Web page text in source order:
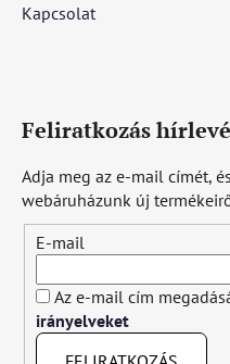
Kapcsolat
Feliratkozás
Adja meg az e-mail címét,
webáruházunk új
E-mail
Az e-mail cím
irányelveket